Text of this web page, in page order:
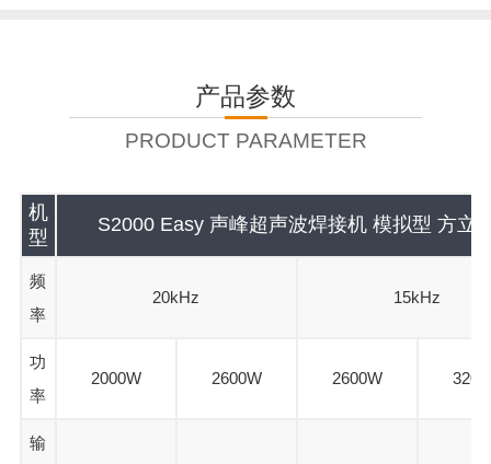
产品参数
PRODUCT PARAMETER
机
型
S2000 Easy 声峰超声波焊接机 模拟型 方立
频
率
20kHz 15kHz
功
率
2000W 2600W 2600W
输